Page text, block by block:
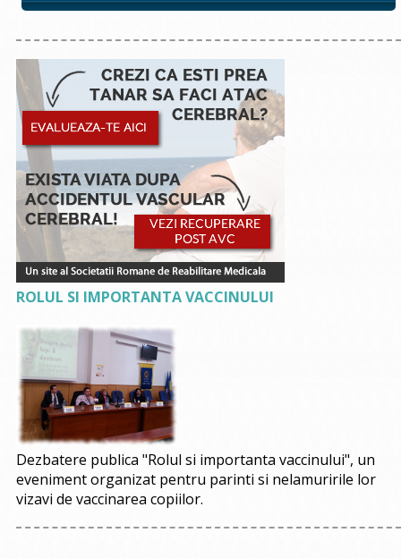
ROLUL SI IMPORTANTA VACCINULUI
Dezbatere publica "Rolul si importanta vaccinului", un
eveniment organizat pentru parinti si nelamuririle lor
vizavi de vaccinarea copiilor.